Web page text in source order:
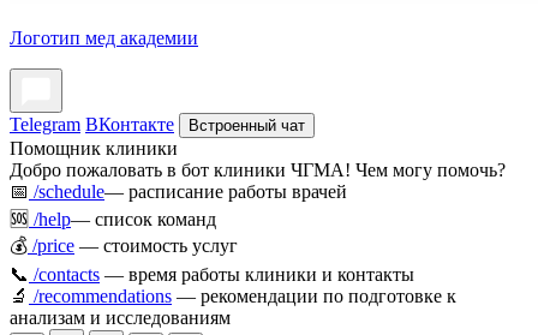
Логотип мед академии
Telegram ВКонтакте Встроенный чат
Помощник клиники
Добро пожаловать в бот клиники ЧГМА! Чем могу помочь?
📅 /schedule— расписание работы врачей
🆘 /help— список команд
💰 /price — стоимость услуг
📞 /contacts — время работы клиники и контакты
🔬 /recommendations — рекомендации по подготовке к
анализам и исследованиям